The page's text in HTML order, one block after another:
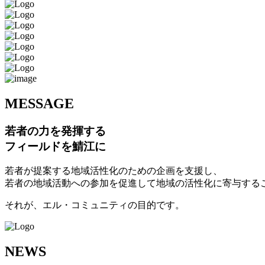
MESSAGE
若者の力を発揮する
フィールドを鯖江に
若者が提案する地域活性化のための企画を支援し、
若者の地域活動への参加を促進して地域の活性化に寄与する
それが、エル・コミュニティの目的です。
NEWS